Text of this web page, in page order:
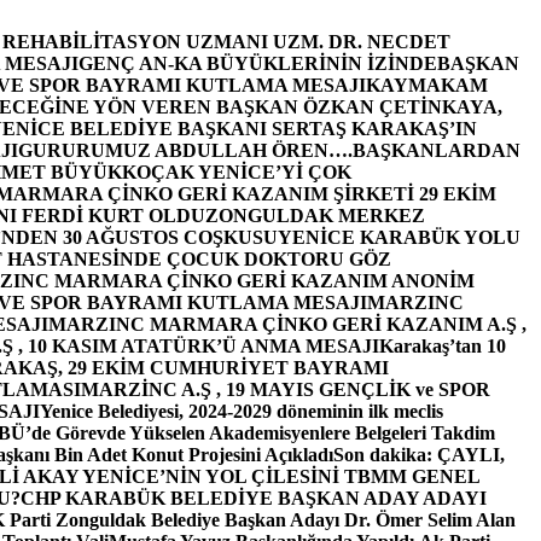
UZMANI UZM. DR. NECDET
GENÇ AN-KA BÜYÜKLERİNİN İZİNDEBAŞKAN
SPOR BAYRAMI KUTLAMA MESAJIKAYMAKAM
YÖN VEREN BAŞKAN ÖZKAN ÇETİNKAYA,
BELEDİYE BAŞKANI SERTAŞ KARAKAŞ’IN
GURURUMUZ ABDULLAH ÖREN….BAŞKANLARDAN
BÜYÜKKOÇAK YENİCE’Yİ ÇOK
ÇİNKO GERİ KAZANIM ŞİRKETİ 29 EKİM
FERDİ KURT OLDUZONGULDAK MERKEZ
30 AĞUSTOS COŞKUSUYENİCE KARABÜK YOLU
ÇOCUK DOKTORU GÖZ
MARMARA ÇİNKO GERİ KAZANIM ANONİM
SPOR BAYRAMI KUTLAMA MESAJIMARZINC
MARZINC MARMARA ÇİNKO GERİ KAZANIM A.Ş ,
, 10 KASIM ATATÜRK’Ü ANMA MESAJIKarakaş’tan 10
29 EKİM CUMHURİYET BAYRAMI
MARZİNC A.Ş , 19 MAYIS GENÇLİK ve SPOR
Yenice Belediyesi, 2024-2029 döneminin ilk meclis
Görevde Yükselen Akademisyenlere Belgeleri Takdim
Bin Adet Konut Projesini AçıkladıSon dakika: ÇAYLI,
AKAY YENİCE’NİN YOL ÇİLESİNİ TBMM GENEL
CHP KARABÜK BELEDİYE BAŞKAN ADAY ADAYI
Zonguldak Belediye Başkan Adayı Dr. Ömer Selim Alan